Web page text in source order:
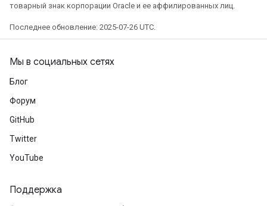
товарный знак корпорации Oracle и ее аффилированных лиц.
Последнее обновление: 2025-07-26 UTC.
Мы в социальных сетях
Блог
Форум
GitHub
Twitter
YouTube
Поддержка